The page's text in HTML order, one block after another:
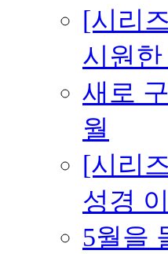
[시리
시원
새로
월
[시리
성경
5월을